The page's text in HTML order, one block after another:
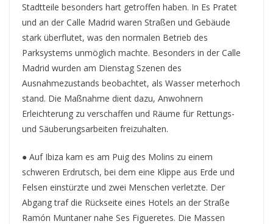
Stadtteile besonders hart getroffen haben. In Es Pratet
und an der Calle Madrid waren Straßen und Gebäude
stark überflutet, was den normalen Betrieb des
Parksystems unmöglich machte. Besonders in der Calle
Madrid wurden am Dienstag Szenen des
Ausnahmezustands beobachtet, als Wasser meterhoch
stand. Die Maßnahme dient dazu, Anwohnern
Erleichterung zu verschaffen und Räume für Rettungs-
und Säuberungsarbeiten freizuhalten.
● Auf Ibiza kam es am Puig des Molins zu einem
schweren Erdrutsch, bei dem eine Klippe aus Erde und
Felsen einstürzte und zwei Menschen verletzte. Der
Abgang traf die Rückseite eines Hotels an der Straße
Ramón Muntaner nahe Ses Figueretes. Die Massen